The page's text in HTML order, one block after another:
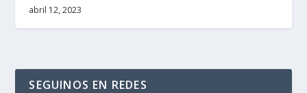
abril 12, 2023
SEGUINOS EN REDES